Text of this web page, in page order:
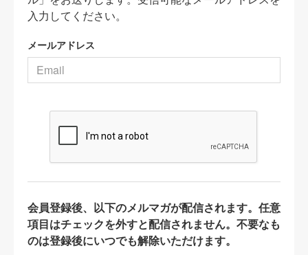
入力してください。
メールアドレス
会員登録後、以下のメルマガが配信されます。任意
項目はチェックを外すと配信されません。不要なも
のは登録後にいつでも解除いただけます。